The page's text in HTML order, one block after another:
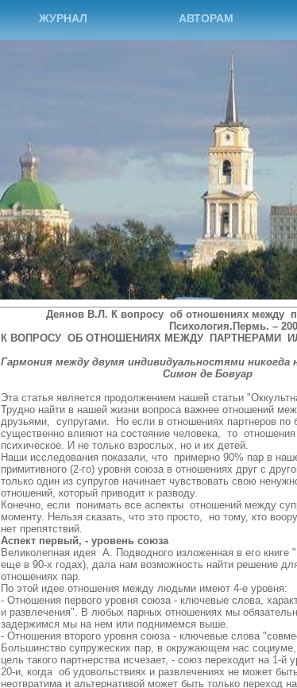
ЖУРНАЛ АВТОРАМ
Деянов В.Л. К вопросу об отношениях между
Психология.Пермь. –
К ВОПРОСУ ОБ ОТНОШЕНИЯХ МЕЖДУ ПАРТНЕРАМИ
Гармония между двумя индивидуальностями никогда
Симон де Бовуар
Эта статья является продолжением нашей статьи
Трудно найти в нашей жизни вопроса важнее отношений
друзьями, супругами. Но если в отношениях партнеров
существенно влияют на состояние человека, то
психическое. И не только взрослых, но и их детей.
Наши исследования показали, что примерно 90% пар в
примитивного (2-го) уровня союза в отношениях друг с
только один из супругов начинает чувствовать свою
отношений, который приводит к разводу.
Конечно, если понимать все аспекты отношений между
моменту. Нельзя сказать, что это просто, но тому, кто
нет препятствий.
Аспект первый, - уровень союза
Великолепная идея А. Подводного изложенная в его
еще в 90-х годах), дала нам возможность найти решение
отношениях пар.
По этой идее отношения между людьми имеют 4-е уровня:
- Отношения первого уровня союза - ключевые слова,
и развлечения". В любых парных отношениях мы
задержимся мы на нем или поднимемся выше.
- Отношения второго уровня союза - ключевые слова
Большинство супружеских пар, в окружающем нас
цель такого партнерства исчезает, - союз переходит на 1-
20-и, когда об удовольствиях и развлечениях не может
неотвратима и альтернативой может быть только переход